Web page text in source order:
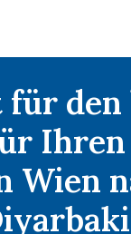
den
Wien